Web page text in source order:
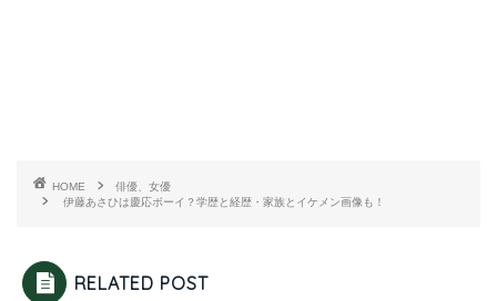
HOME
俳優、女優
伊藤あさひは慶応ボーイ？学歴と経歴・家族とイケメン画像も！
RELATED POST